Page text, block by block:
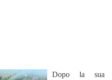
Dopo la sua